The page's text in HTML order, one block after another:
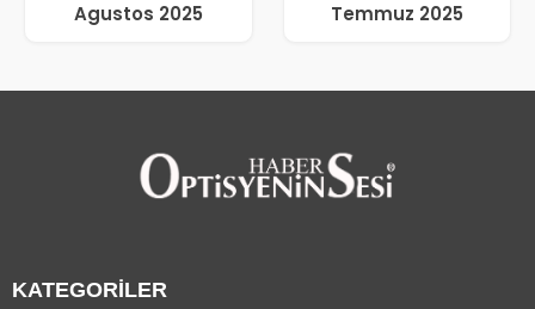
Agustos 2025 Temmuz 2025
KATEGORİLER